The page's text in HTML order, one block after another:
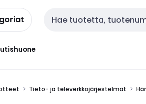
Haku
Tieto- ja televerkkojärjestelmät